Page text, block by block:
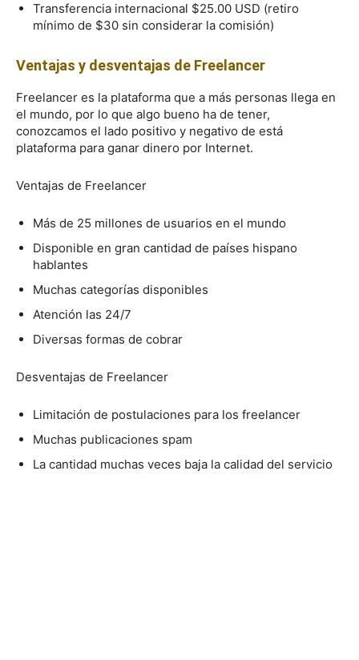
Transferencia internacional $25.00 USD (retiro
mínimo de $30 sin considerar la comisión)
Ventajas y desventajas de Freelancer
Freelancer es la plataforma que a más personas llega en
el mundo, por lo que algo bueno ha de tener,
conozcamos el lado positivo y negativo de está
plataforma para ganar dinero por Internet.
Ventajas de Freelancer
Más de 25 millones de usuarios en el mundo
Disponible en gran cantidad de países hispano
hablantes
Muchas categorías disponibles
Atención las 24/7
Diversas formas de cobrar
Desventajas de Freelancer
Limitación de postulaciones para los freelancer
Muchas publicaciones spam
La cantidad muchas veces baja la calidad del servicio